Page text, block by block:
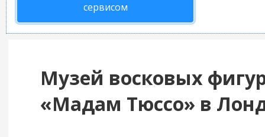
сервисом
Музей восковых
«Мадам Тюссо» в